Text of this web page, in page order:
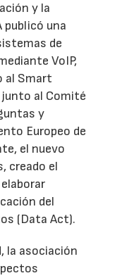
y la
publicó una
de
VoIP,
al Smart
junto al Comité
y
Europeo de
el nuevo
creado el
del
(Data Act).
la asociación